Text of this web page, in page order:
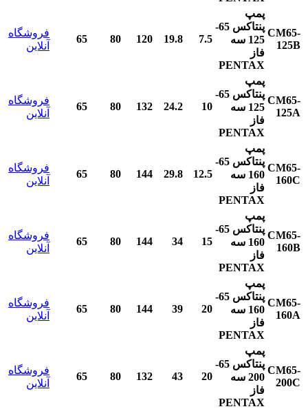
CM65-
125B
پمپ
پنتاکس
65-
125 سه
فاز
PENTAX
7.5
19.8
120
80
65
فروشگاه
آنلاین
CM65-
125A
پمپ
پنتاکس
65-
125 سه
فاز
PENTAX
10
24.2
132
80
65
فروشگاه
آنلاین
CM65-
160C
پمپ
پنتاکس
65-
160 سه
فاز
PENTAX
12.5
29.8
144
80
65
فروشگاه
آنلاین
CM65-
160B
پمپ
پنتاکس
65-
160 سه
فاز
PENTAX
15
34
144
80
65
فروشگاه
آنلاین
CM65-
160A
پمپ
پنتاکس
65-
160 سه
فاز
PENTAX
20
39
144
80
65
فروشگاه
آنلاین
CM65-
200C
پمپ
پنتاکس
65-
200 سه
فاز
PENTAX
20
43
132
80
65
فروشگاه
آنلاین